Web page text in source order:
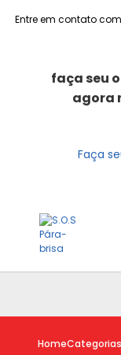
Entre em contato
faça seu
agora
Faça
HomeCategorias